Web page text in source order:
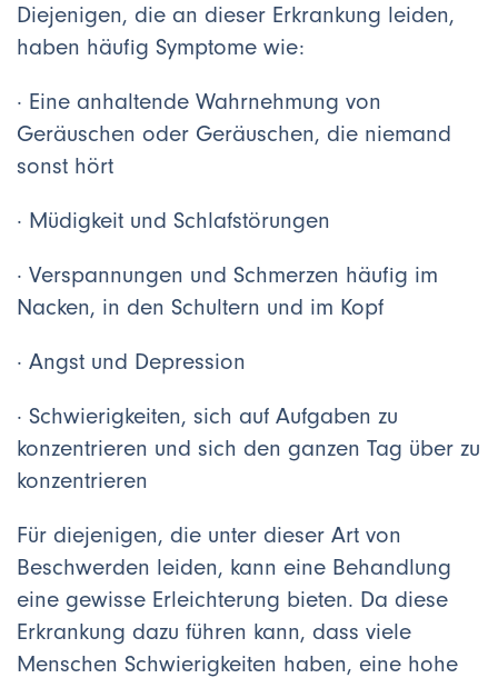
Diejenigen, die an dieser Erkrankung leiden,
haben häufig Symptome wie:
· Eine anhaltende Wahrnehmung von
Geräuschen oder Geräuschen, die niemand
sonst hört
· Müdigkeit und Schlafstörungen
· Verspannungen und Schmerzen häufig im
Nacken, in den Schultern und im Kopf
· Angst und Depression
· Schwierigkeiten, sich auf Aufgaben zu
konzentrieren und sich den ganzen Tag über zu
konzentrieren
Für diejenigen, die unter dieser Art von
Beschwerden leiden, kann eine Behandlung
eine gewisse Erleichterung bieten. Da diese
Erkrankung dazu führen kann, dass viele
Menschen Schwierigkeiten haben, eine hohe